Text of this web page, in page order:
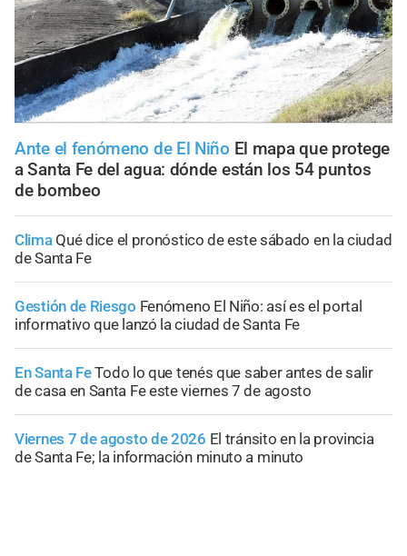
Ante el fenómeno de El Niño El mapa que protege
a Santa Fe del agua: dónde están los 54 puntos
de bombeo
Clima Qué dice el pronóstico de este sábado en la ciudad
de Santa Fe
Gestión de Riesgo Fenómeno El Niño: así es el portal
informativo que lanzó la ciudad de Santa Fe
En Santa FeTodo lo que tenés que saber antes de salir
de casa en Santa Fe este viernes 7 de agosto
Viernes 7 de agosto de 2026 El tránsito en la provincia
de Santa Fe; la información minuto a minuto